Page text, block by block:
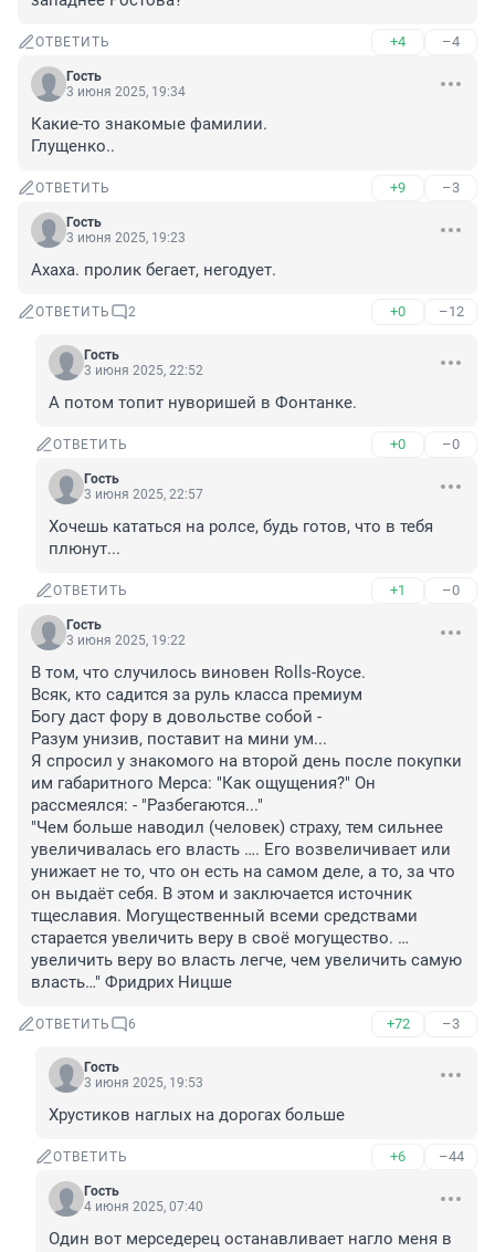
ОТВЕТИТЬ +4 –4
Гость
3 июня 2025, 19:34
Какие-то знакомые фамилии.
Глущенко..
ОТВЕТИТЬ +9 –3
Гость
3 июня 2025, 19:23
Ахаха. пролик бегает, негодует.
ОТВЕТИТЬ 2 +0 –12
Гость
3 июня 2025, 22:52
А потом топит нуворишей в Фонтанке.
ОТВЕТИТЬ +0 –0
Гость
3 июня 2025, 22:57
Хочешь кататься на ролсе, будь готов, что в тебя
плюнут...
ОТВЕТИТЬ +1 –0
Гость
3 июня 2025, 19:22
В том, что случилось виновен Rolls-Royce.
Всяк, кто садится за руль класса премиум
Богу даст фору в довольстве собой -
Разум унизив, поставит на мини ум...
Я спросил у знакомого на второй день после покупки
им габаритного Мерса: "Как ощущения?" Он
рассмеялся: - "Разбегаются..."
"Чем больше наводил (человек) страху, тем сильнее
увеличивалась его власть …. Его возвеличивает или
унижает не то, что он есть на самом деле, а то, за что
он выдаёт себя. В этом и заключается источник
тщеславия. Могущественный всеми средствами
старается увеличить веру в своё могущество. …
увеличить веру во власть легче, чем увеличить самую
власть…" Фридрих Ницше
ОТВЕТИТЬ 6 +72 –3
Гость
3 июня 2025, 19:53
Хрустиков наглых на дорогах больше
ОТВЕТИТЬ +6 –44
Гость
4 июня 2025, 07:40
Один вот мерседерец останавливает нагло меня в